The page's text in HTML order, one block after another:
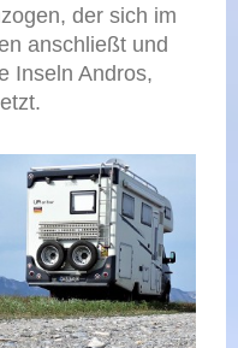
der sich im
anschließt und
Inseln Andros,